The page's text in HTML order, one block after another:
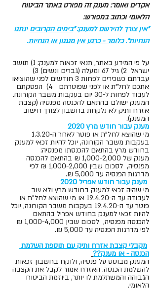
אקדים ואומר: מענק זה מפורט באתר הביטוח
הלאומי וכתוב במפורש:
"אין צורך להירשם למענק: "בימים הקרובים ינתנו
הנחיות". כלומר - כרגע אין מנגנון או הנחיות.
על פי המידע באתר, תנאי זכאות למענק: 1) תושב
ישראל
2) גיל 67 ומעלה (גברים ונשים) 3)
עבדתם כשכירים לפחות 3 חודשים לפני שהוציאו
אתכם לחל"ת או לפני שפוטרתם
4)  הפסקתם
לעבוד לפחות ל-30 יום בעקבות משבר הקורונה.
המענק ישולם בהתאם להכנסה מפנסיה (קצבת
אזרח ותיק לא נלקחת בחשבון לצורך חישוב
המענק).
מענק עבור חודש מרץ 2020
בעקבות משבר הקורונה, יוכל להיות זכאי למענק
בחודש מרץ בהתאם להכנסתו מפנסיה:
מענק של 1,000-2,000 ₪ בהתאם להכנסה
מפנסיה,
לסכום שבין 1,000-2,000 ₪ לפי
מדרגות הפנסיה עד 5,000 ₪.
מענק עבור חודש אפריל 2020
מי שהיה זכאי למענק בחודש מרץ ולא שב
לעבודה עד ה-19.4.20 או מי שהוצא לחל"ת או
פוטר עד ה-19.4.20 בעקבות משבר הקורונה, יוכל
להיות זכאי למענק בחודש אפריל בהתאם
להכנסה מפנסיה,
לסכום שבין 1,000-4,000 ₪
לפי מדרגות הפנסיה עד 5,000 ₪.
מקבלי קצבת אזרח ותיק עם תוספת השלמת
הכנסה - או מענק??
המענק מבוסס על פנסיה, ולוקח בחשבון זכאות
להשלמת הכנסה. האזרח אמור לקבל את הקצבה
הגבוהה והמשתלמת לו יותר, ביוזמת הביטוח
הלאומי.